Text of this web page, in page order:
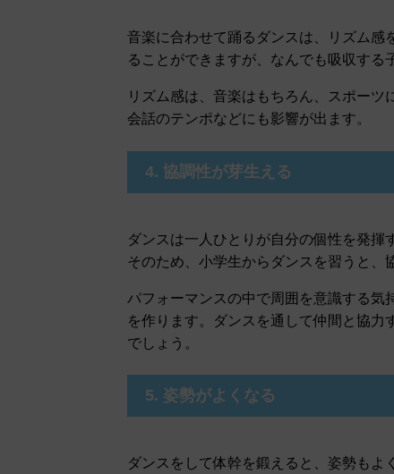
音楽に合わせて踊るダンスは、リズム感
ることができますが、なんでも吸収する
リズム感は、音楽はもちろん、スポーツ
会話のテンポなどにも影響が出ます。
4. 協調性が芽生える
ダンスは一人ひとりが自分の個性を発揮
そのため、小学生からダンスを習うと、
パフォーマンスの中で周囲を意識する気
を作ります。ダンスを通して仲間と協
でしょう。
5. 姿勢がよくなる
ダンスをして体幹を鍛えると、姿勢も